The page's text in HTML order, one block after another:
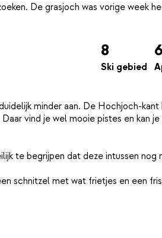
De grasjoch was vorige week
8
Ski gebied
6
minder aan. De Hochjoch-
vind je wel mooie pistes en kan
te begrijpen dat deze intussen nog
schnitzel met wat frietjes en een